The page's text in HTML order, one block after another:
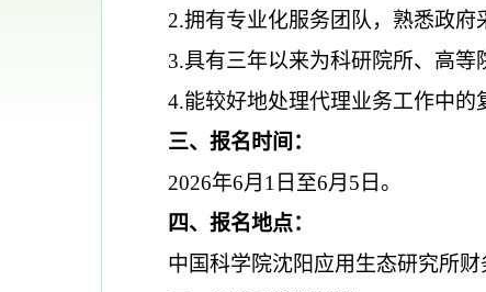
2.拥有专业化服务团队，熟悉政
3.具有三年以来为科研院所、高等
4.能较好地处理代理业务工作中的
三、报名时间：
2026年6月1日至6月5日。
四、报名地点：
中国科学院沈阳应用生态研究所财